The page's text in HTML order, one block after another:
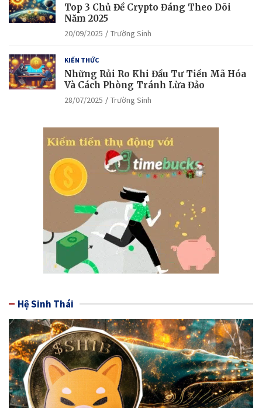
Top 3 Chủ Đề Crypto Đáng Theo Dõi
Năm 2025
20/09/2025 Trường Sinh
KIẾN THỨC
Những Rủi Ro Khi Đầu Tư Tiền Mã Hóa
Và Cách Phòng Tránh Lừa Đảo
28/07/2025 Trường Sinh
Hệ Sinh Thái